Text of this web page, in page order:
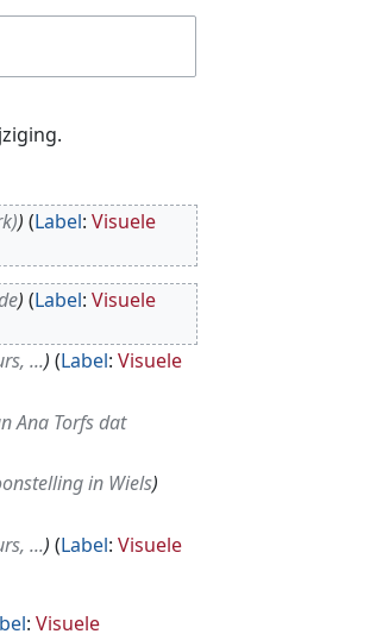
Label: Visuele
Label: Visuele
... Label: Visuele
Ana Torfs dat
in Wiels
... Label: Visuele
: Visuele